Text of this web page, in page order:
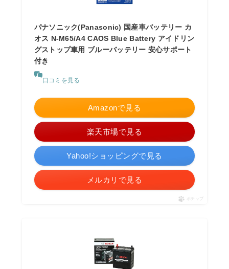
パナソニック(Panasonic) 国産車バッテリー カ
オス N-M65/A4 CAOS Blue Battery アイドリン
グストップ車用 ブルーバッテリー 安心サポート
付き
口コミを見る
Amazonで見る
楽天市場で見る
Yahoo!ショッピングで見る
メルカリで見る
ポチップ